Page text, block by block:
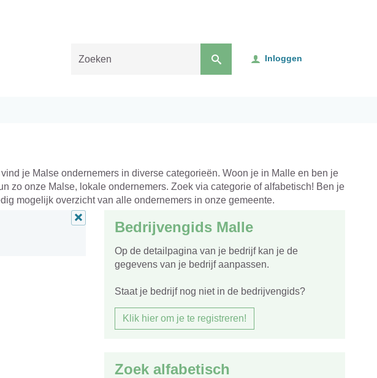
Inloggen
je Malse ondernemers in diverse categorieën. Woon je in Malle en ben je
zo onze Malse, lokale ondernemers. Zoek via categorie of alfabetisch! Ben je
mogelijk overzicht van alle ondernemers in onze gemeente.
verwijderen
Bedrijvengids Malle
Op de detailpagina van je bedrijf kan je de
gegevens van je bedrijf aanpassen.
Staat je bedrijf nog niet in de bedrijvengids?
Klik hier om je te registreren!
Zoek alfabetisch